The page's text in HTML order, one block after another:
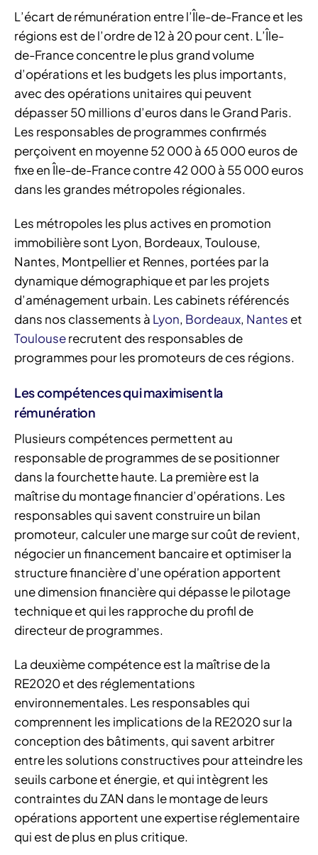
L’écart de rémunération entre l’Île-de-France et les
régions est de l’ordre de 12 à 20 pour cent. L’Île-
de-France concentre le plus grand volume
d’opérations et les budgets les plus importants,
avec des opérations unitaires qui peuvent
dépasser 50 millions d’euros dans le Grand Paris.
Les responsables de programmes confirmés
perçoivent en moyenne 52 000 à 65 000 euros de
fixe en Île-de-France contre 42 000 à 55 000 euros
dans les grandes métropoles régionales.
Les métropoles les plus actives en promotion
immobilière sont Lyon, Bordeaux, Toulouse,
Nantes, Montpellier et Rennes, portées par la
dynamique démographique et par les projets
d’aménagement urbain. Les cabinets référencés
dans nos classements à Lyon, Bordeaux, Nantes et
Toulouserecrutent des responsables de
programmes pour les promoteurs de ces régions.
Les compétences qui maximisent la
rémunération
Plusieurs compétences permettent au
responsable de programmes de se positionner
dans la fourchette haute. La première est la
maîtrise du montage financier d’opérations. Les
responsables qui savent construire un bilan
promoteur, calculer une marge sur coût de revient,
négocier un financement bancaire et optimiser la
structure financière d’une opération apportent
une dimension financière qui dépasse le pilotage
technique et qui les rapproche du profil de
directeur de programmes.
La deuxième compétence est la maîtrise de la
RE2020 et des réglementations
environnementales. Les responsables qui
comprennent les implications de la RE2020 sur la
conception des bâtiments, qui savent arbitrer
entre les solutions constructives pour atteindre les
seuils carbone et énergie, et qui intègrent les
contraintes du ZAN dans le montage de leurs
opérations apportent une expertise réglementaire
qui est de plus en plus critique.